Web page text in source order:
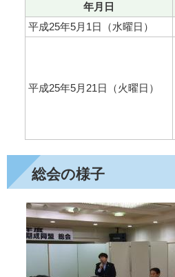
年月日
平成25年5月1日（水曜日）
平成25年5月21日（火曜日）
総会の様子